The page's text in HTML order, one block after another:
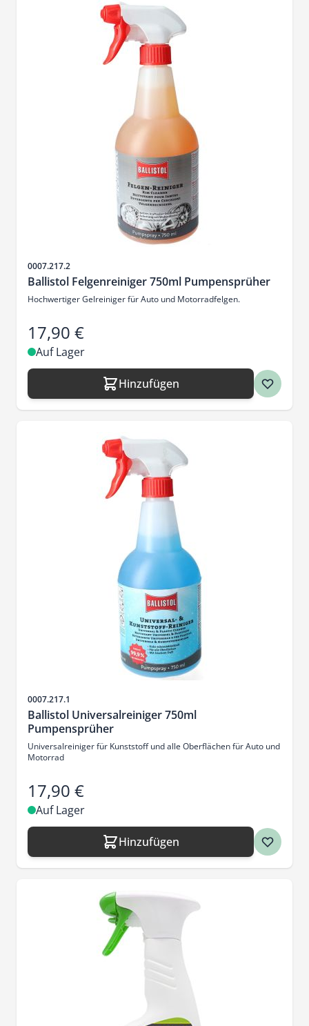
Artikelnr.
0007.217.2
Ballistol Felgenreiniger 750ml Pumpensprüher
Hochwertiger Gelreiniger für Auto und Motorradfelgen.
17,90 €
Auf Lager
Hinzufügen
Artikelnr.
0007.217.1
Ballistol Universalreiniger 750ml
Pumpensprüher
Universalreiniger für Kunststoff und alle Oberflächen für Auto und
Motorrad
17,90 €
Auf Lager
Hinzufügen